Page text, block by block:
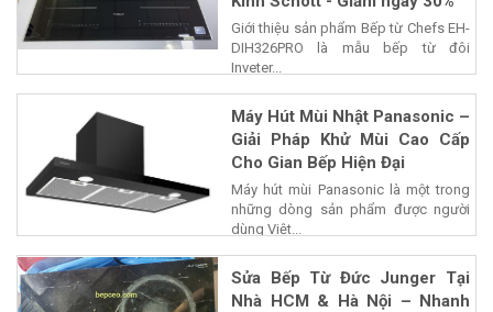
Giới thiệu sản phẩm Bếp từ Chefs EH-
DIH326PRO là mẫu bếp từ đôi
Inveter...
Máy Hút Mùi Nhật Panasonic –
Giải Pháp Khử Mùi Cao Cấp
Cho Gian Bếp Hiện Đại
Máy hút mùi Panasonic là một trong
những dòng sản phẩm được người
dùng Việt...
Sửa Bếp Từ Đức Junger Tại
Nhà HCM & Hà Nội – Nhanh